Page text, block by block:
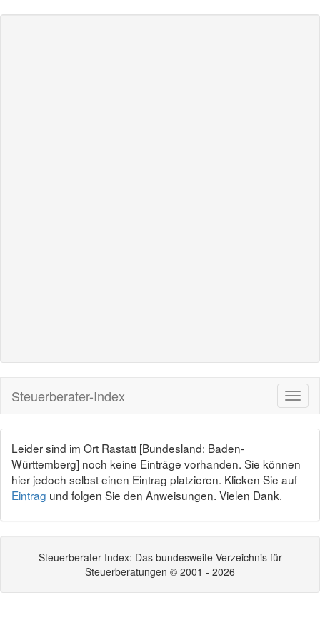
Steuerberater-Index
Leider sind im Ort Rastatt [Bundesland: Baden-
Württemberg] noch keine Einträge vorhanden. Sie können
hier jedoch selbst einen Eintrag platzieren. Klicken Sie auf
Eintrag und folgen Sie den Anweisungen. Vielen Dank.
Steuerberater-Index: Das bundesweite Verzeichnis für
Steuerberatungen © 2001 - 2026